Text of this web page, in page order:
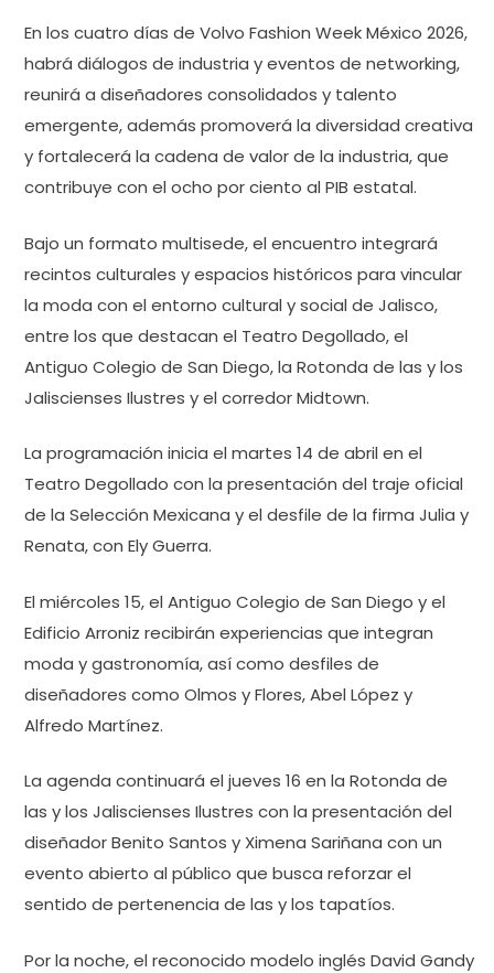
En los cuatro días de Volvo Fashion Week México 2026,
habrá diálogos de industria y eventos de networking,
reunirá a diseñadores consolidados y talento
emergente, además promoverá la diversidad creativa
y fortalecerá la cadena de valor de la industria, que
contribuye con el ocho por ciento al PIB estatal.
Bajo un formato multisede, el encuentro integrará
recintos culturales y espacios históricos para vincular
la moda con el entorno cultural y social de Jalisco,
entre los que destacan el Teatro Degollado, el
Antiguo Colegio de San Diego, la Rotonda de las y los
Jaliscienses Ilustres y el corredor Midtown.
La programación inicia el martes 14 de abril en el
Teatro Degollado con la presentación del traje oficial
de la Selección Mexicana y el desfile de la firma Julia y
Renata, con Ely Guerra.
El miércoles 15, el Antiguo Colegio de San Diego y el
Edificio Arroniz recibirán experiencias que integran
moda y gastronomía, así como desfiles de
diseñadores como Olmos y Flores, Abel López y
Alfredo Martínez.
La agenda continuará el jueves 16 en la Rotonda de
las y los Jaliscienses Ilustres con la presentación del
diseñador Benito Santos y Ximena Sariñana con un
evento abierto al público que busca reforzar el
sentido de pertenencia de las y los tapatíos.
Por la noche, el reconocido modelo inglés David Gandy